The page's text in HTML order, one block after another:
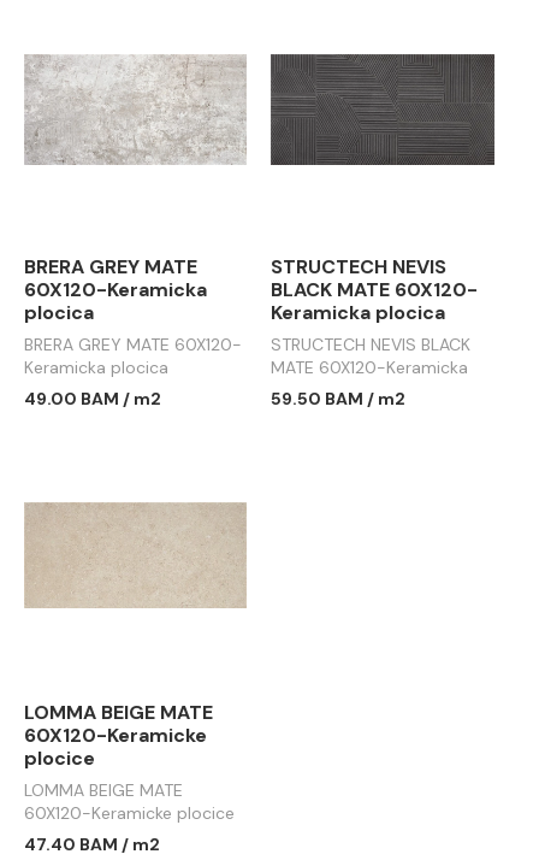
BRERA GREY MATE
60X120-Keramicka
plocica
BRERA GREY MATE 60X120-
Keramicka plocica
49.00 BAM / m2
STRUCTECH NEVIS
BLACK MATE 60X120-
Keramicka plocica
STRUCTECH NEVIS BLACK
MATE 60X120-Keramicka
plocica
59.50 BAM / m2
LOMMA BEIGE MATE
60X120-Keramicke
plocice
LOMMA BEIGE MATE
60X120-Keramicke plocice
47.40 BAM / m2